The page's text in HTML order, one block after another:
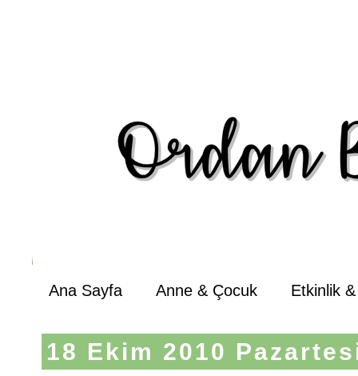
Ana Sayfa Anne & Çocuk Etkinlik
18 Ekim 2010